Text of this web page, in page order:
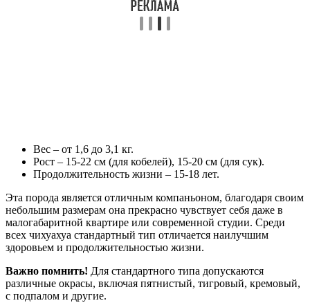
Вес – от 1,6 до 3,1 кг.
Рост – 15-22 см (для кобелей), 15-20 см (для сук).
Продолжительность жизни – 15-18 лет.
Эта порода является отличным компаньоном, благодаря своим
небольшим размерам она прекрасно чувствует себя даже в
малогабаритной квартире или современной студии. Среди
всех чихуахуа стандартный тип отличается наилучшим
здоровьем и продолжительностью жизни.
Важно помнить! Для стандартного типа допускаются
различные окрасы, включая пятнистый, тигровый, кремовый,
с подпалом и другие.